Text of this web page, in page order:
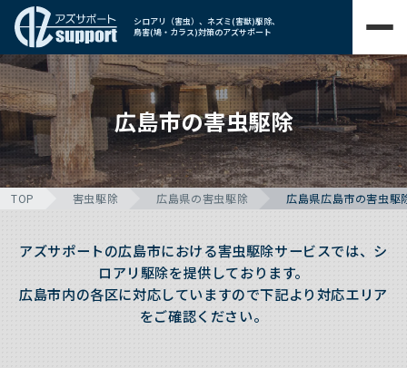
シロアリ（害虫）、ネズミ(害獣)駆除、
鳥害(鳩・カラス)対策のアズサポート
広島市の害虫駆除
TOP 害虫駆除 広島県の害虫駆除 広島県広島市の害虫駆
アズサポートの広島市における害虫駆除サービスでは、シ
ロアリ駆除を提供しております。
広島市内の各区に対応していますので下記より対応エリア
をご確認ください。